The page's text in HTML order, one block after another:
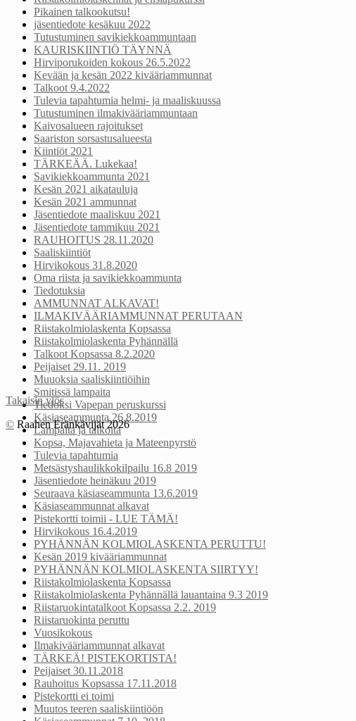
Pikainen talkookutsu!
jäsentiedote kesäkuu 2022
Tutustuminen savikiekkoammuntaan
KAURISKIINTIÖ TÄYNNÄ
Hirviporukoiden kokous 26.5.2022
Kevään ja kesän 2022 kivääriammunnat
Talkoot 9.4.2022
Tulevia tapahtumia helmi- ja maaliskuussa
Tutustuminen ilmakivääriammuntaan
Kaivosalueen rajoitukset
Saariston sorsastusalueesta
Kiintiöt 2021
TÄRKEÄÄ. Lukekaa!
Savikiekkoammunta 2021
Kesän 2021 aikatauluja
Kesän 2021 ammunnat
Jäsentiedote maaliskuu 2021
Jäsentiedote tammikuu 2021
RAUHOITUS 28.11.2020
Saaliskiintiöt
Hirvikokous 31.8.2020
Oma riista ja savikiekkoammunta
Tiedotuksia
AMMUNNAT ALKAVAT!
ILMAKIVÄÄRIAMMUNNAT PERUTAAN
Riistakolmiolaskenta Kopsassa
Riistakolmiolaskenta Pyhännällä
Talkoot Kopsassa 8.2.2020
Peijaiset 29.11. 2019
Muuoksia saaliskiintiöihin
Smitissä lampaita
Tiedoksi Vapepan peruskurssi
Käsiaseammunta 26.8.2019
Lampaita ja talkoita
Kopsa, Majavahieta ja Mateenpyrstö
Tulevia tapahtumia
Metsästyshaulikkokilpailu 16.8 2019
Jäsentiedote heinäkuu 2019
Seuraava käsiaseammunta 13.6.2019
Käsiaseammunnat alkavat
Pistekortti toimii - LUE TÄMÄ!
Hirvikokous 16.4.2019
PYHÄNNÄN KOLMIOLASKENTA PERUTTU!
Kesän 2019 kivääriammunnat
PYHÄNNÄN KOLMIOLASKENTA SIIRTYY!
Riistakolmiolaskenta Kopsassa
Riistakolmiolaskenta Pyhännällä lauantaina 9.3 2019
Riistaruokintatalkoot Kopsassa 2.2. 2019
Riistaruokinta peruttu
Vuosikokous
Ilmakivääriammunnat alkavat
TÄRKEÄ! PISTEKORTISTA!
Peijaiset 30.11.2018
Rauhoitus Kopsassa 17.11.2018
Pistekortti ei toimi
Muutos teeren saaliskiintiöön
Takaisin ylös
© Raahen Eränkävijät 2026